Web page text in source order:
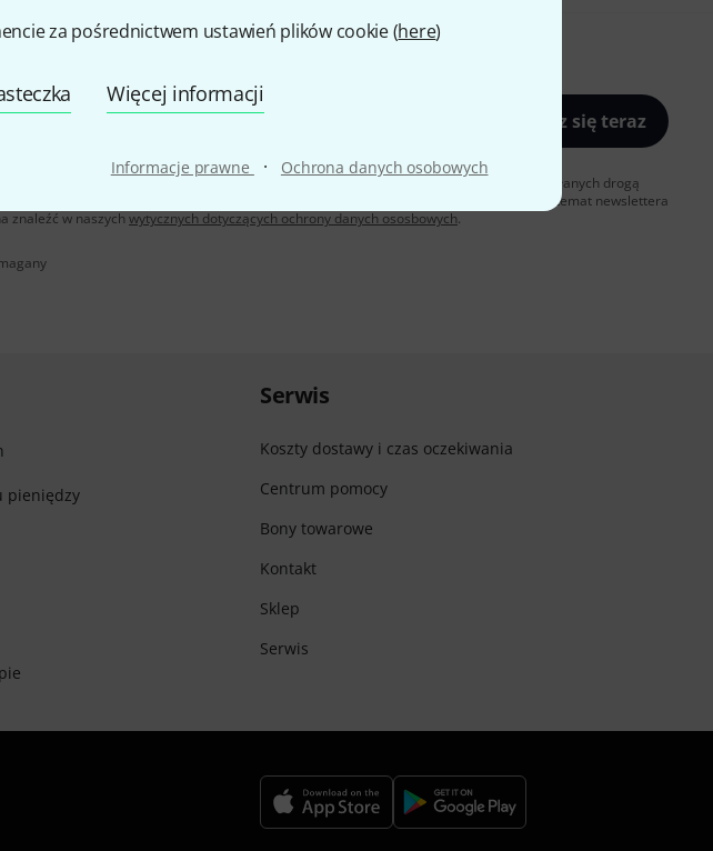
za pośrednictwem ustawień plików cookie (here)
Więcej informacji
Informacje prawne · Ochrona danych osobowych
* Zapisz się teraz
na „Zapisz się teraz”, wyrażasz zgodę na otrzymywanie materialów reklamowych przesyłanych drogą
Możesz zrezygnować z subskrypcji w dowolnym momencie. Więcej informacji na temat newslettera
znaleźć w naszych wytycznych dotyczących ochrony danych ososbowych.
pieniędzy
Serwis
Koszty dostawy i czas oczekiwania
Centrum pomocy
Bony towarowe
Kontakt
Sklep
Serwis